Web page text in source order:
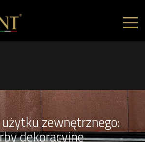
zewnętrznego:
dekoracyjne